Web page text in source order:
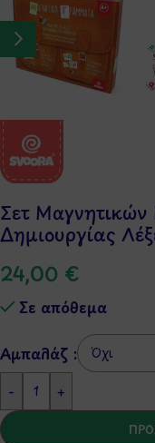
Σετ
Δημιουργίας
24,00 €
Σε απόθεμα
Αμπαλάζ :
-
+